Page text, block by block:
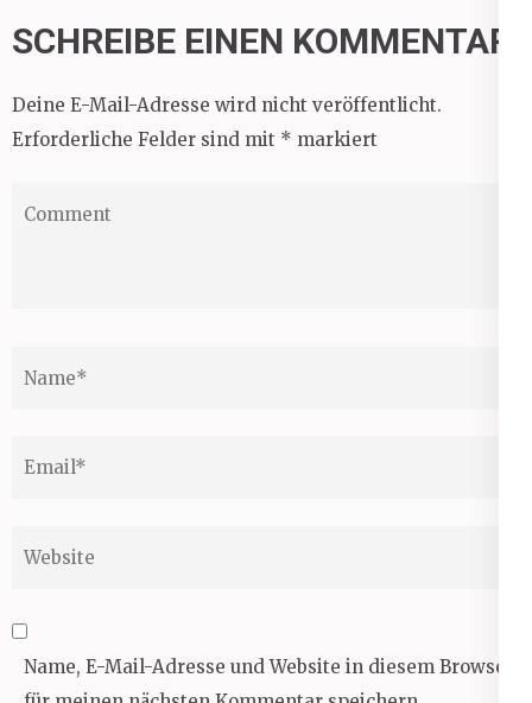
SCHREIBE EINEN KOMMENTAR
Deine E-Mail-Adresse wird nicht veröffentlicht.
Erforderliche Felder sind mit * markiert
Name, E-Mail-Adresse und Website in diesem Browser